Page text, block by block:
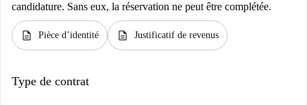
candidature. Sans eux, la réservation ne peut être complétée.
description Pièce d’identité description Justificatif de revenus
Type de contrat